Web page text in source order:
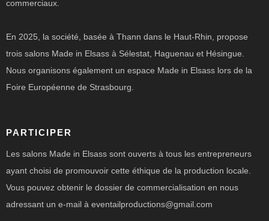
commerciaux.
En 2025, la société, basée à Thann dans le Haut-Rhin, propose
trois salons Made in Elsass à Sélestat, Haguenau et Hésingue.
Nous organisons également un espace Made in Elsass lors de la
Foire Européenne de Strasbourg.
PARTICIPER
Les salons Made in Elsass sont ouverts à tous les entrepreneurs
ayant choisi de promouvoir cette éthique de la production locale.
Vous pouvez obtenir le dossier de commercialisation en nous
adressant un e-mail à eventailproductions@gmail.com